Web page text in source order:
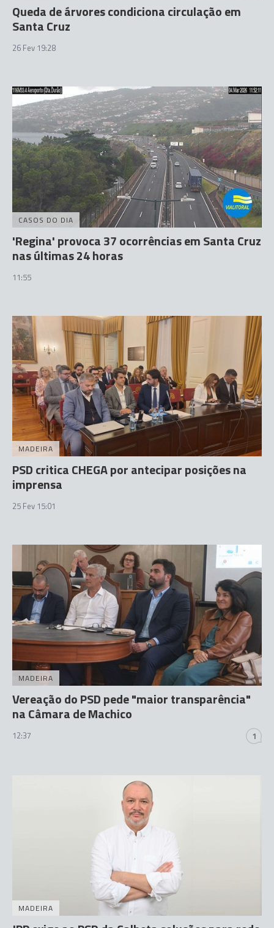
Queda de árvores condiciona circulação em
Santa Cruz
26 Fev 19:28
CASOS DO DIA
'Regina' provoca 37 ocorrências em Santa Cruz
nas últimas 24 horas
11:55
MADEIRA
PSD critica CHEGA por antecipar posições na
imprensa
25 Fev 15:01
MADEIRA
Vereação do PSD pede "maior transparência"
na Câmara de Machico
12:37 1
MADEIRA